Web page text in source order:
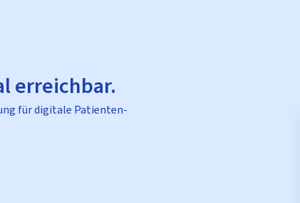
erreichbar.
für digitale Patienten-